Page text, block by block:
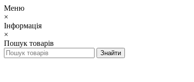
Меню
×
Інформація
×
Пошук товарів